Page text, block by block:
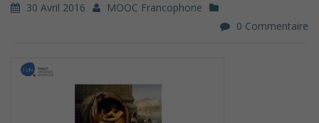
30 Avril 2016
MOOC Francophone
0 Commentaire